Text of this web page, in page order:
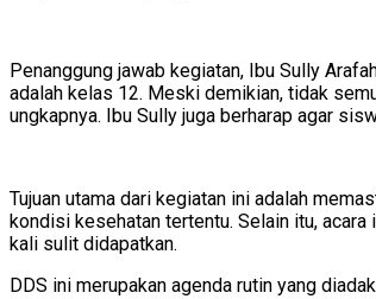
Penanggung jawab kegiatan, Ibu Sully
adalah kelas 12. Meski demikian, tidak
ungkapnya. Ibu Sully juga berharap agar
Tujuan utama dari kegiatan ini adalah
kondisi kesehatan tertentu. Selain itu,
kali sulit didapatkan.
DDS ini merupakan agenda rutin yang